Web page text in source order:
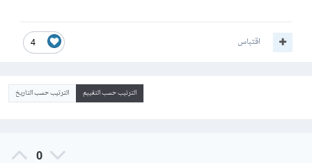
4 اقتباس
الترتيب حسب التقييم الترتيب حسب التاريخ
0